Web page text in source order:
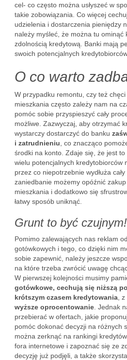
cel- co często można usłyszeć w
takie zobowiązania. Co więcej
udzielenia i dostarczenia pieniędzy
należy myśleć, że można tu ominąć
zdolnością kredytową. Banki mają
swoich potencjalnych
O co warto
W przypadku remontu, czy też
mieszkania często zależy nam na
pomóc sobie przyspieszyć cały
możliwe. Zazwyczaj, aby otrzymać
wystarczy dostarczyć do banku
i zatrudnieniu , co znacząco
środki na konto. Zdaje się, że jest
wielu potencjalnych kredytobiorców
przez co niepotrzebnie wydłuża
zaniedbanie możemy opóźnić
mieszkania i dodatkowo się
łatwy sposób uniknąć.
Grunt to być czujnym!
Pomimo zalewających nas reklam
gotówkowych i tego, co dzięki nim
sobie zapewnić, należy jeszcze
na które trzeba zwrócić uwagę
W pierwszej kolejności musimy
gotówkowe, cechują się niższą
krótszym czasem kredytowania ,
wyższe oprocentowanie . Jednak
przebierać w ofertach, jakie
pomóc dokonać decyzji na różnych
można zerknąć na rankingi
fora internetowe i zapoznać się ze
decyzję już podjęli, a także